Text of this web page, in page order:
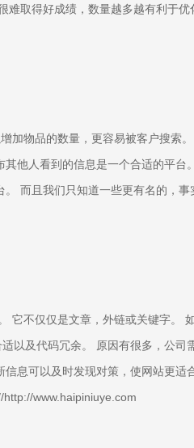
难取得好成绩，数量越多越有利于
加物品的数量，更容易被客户搜
他人看到的信息是一个合适的平
而且我们只知道一些更有名的，
它不仅仅是文章，外链或关键字
以及代码冗余。 原因有很多，公
息可以及时发现对策，使网站更适
www.haipiniuye.com